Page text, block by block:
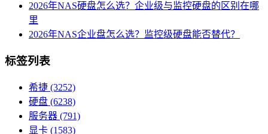
2026年NAS硬盘怎么选？企业级与监控硬盘的区别在哪
里
2026年NAS企业盘怎么选？监控级硬盘能否替代？
标签列表
希捷 (3252)
硬盘 (6238)
服务器 (791)
显卡 (1583)